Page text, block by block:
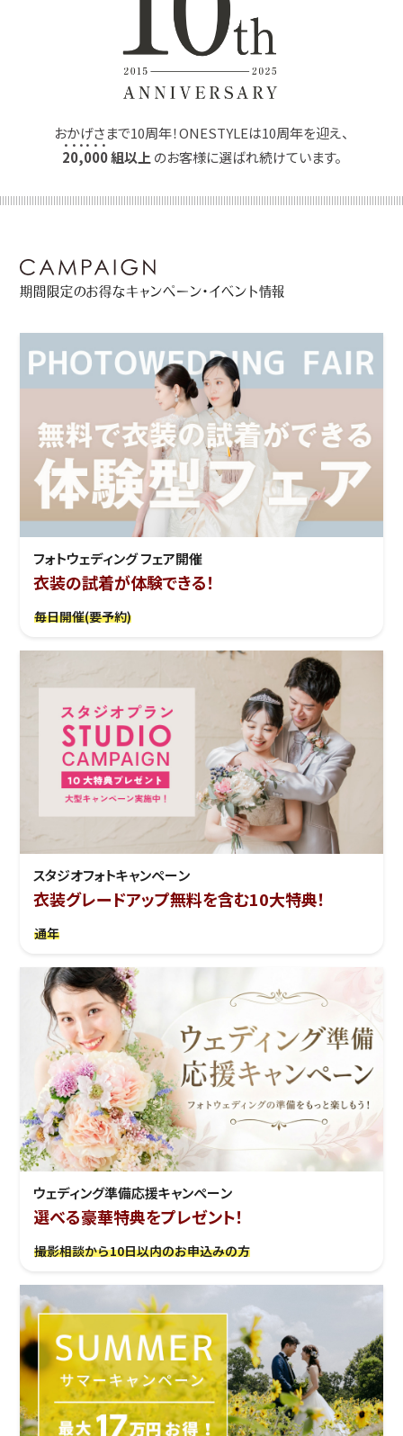
おかげさまで10周年！ONESTYLEは10周年を迎え、
20,000組以上 のお客様に選ばれ続けています。
期間限定のお得なキャンペーン・イベント情報
フォトウェディング フェア開催
衣装の試着が体験できる！
毎日開催(要予約)
スタジオフォトキャンペーン
衣装グレードアップ無料を含む10大特典！
通年
ウェディング準備応援キャンぺーン
選べる豪華特典をプレゼント！
撮影相談から10日以内のお申込みの方